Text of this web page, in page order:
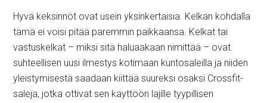
Hyvä keksinnöt ovat usein yksinkertaisia. Kelkan kohdalla
tämä ei voisi pitää paremmin paikkaansa. Kelkat tai
vastuskelkat – miksi sitä haluaakaan nimittää – ovat
suhteellisen uusi ilmestys kotimaan kuntosaleilla ja niiden
yleistymisestä saadaan kiittää suureksi osaksi Crossfit-
saleja, jotka ottivat sen käyttöön lajille tyypillisen